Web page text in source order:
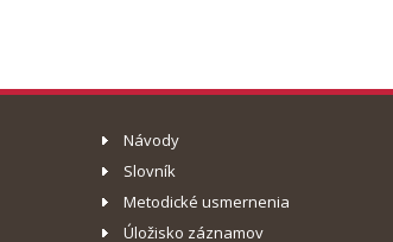
Návody
Slovník
Metodické usmernenia
Úložisko záznamov